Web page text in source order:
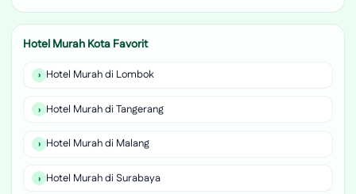
Hotel Murah Kota Favorit
Hotel Murah di Lombok
Hotel Murah di Tangerang
Hotel Murah di Malang
Hotel Murah di Surabaya